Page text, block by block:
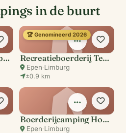
in de buurt
Hoeve Camping Lingberg
🏆 Genomineerd 2026
Recreatieboerderij Tergracht
Epen·Limburg
±0.9 km
Boerderijcamping Hoeve Helberg
Epen·Limburg